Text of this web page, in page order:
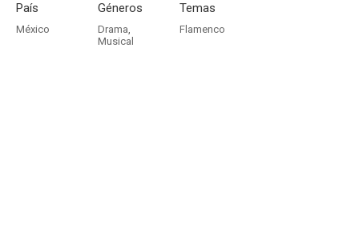
País
México
Géneros
Drama,
Musical
Temas
Flamenco